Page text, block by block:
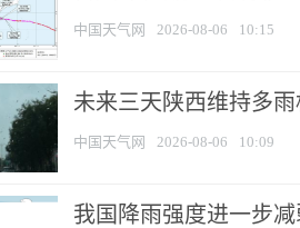
中国天气网 2026-08-06 10:15
未来三天陕西维持多
中国天气网 2026-08-06 10:09
我国降雨强度进一步